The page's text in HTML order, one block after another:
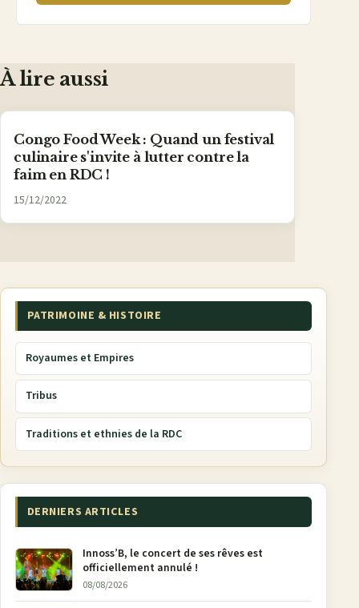
À lire aussi
Congo Food Week : Quand un festival
culinaire s'invite à lutter contre la
faim en RDC !
15/12/2022
PATRIMOINE & HISTOIRE
Royaumes et Empires
Tribus
Traditions et ethnies de la RDC
DERNIERS ARTICLES
Innoss’B, le concert de ses rêves est
officiellement annulé !
08/08/2026